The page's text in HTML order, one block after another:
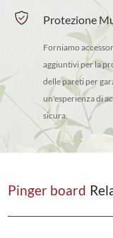
Protezione
Forniamo
aggiuntivi per la
delle pareti per
un'esperienza di
sicura.
Pinger board